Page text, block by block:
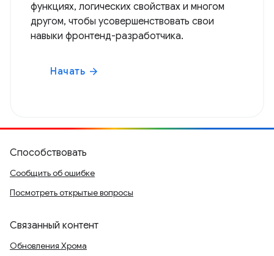
функциях, логических свойствах и многом
другом, чтобы усовершенствовать свои
навыки фронтенд-разработчика.
Начать arrow_forward
Способствовать
Сообщить об ошибке
Посмотреть открытые вопросы
Связанный контент
Обновления Хрома